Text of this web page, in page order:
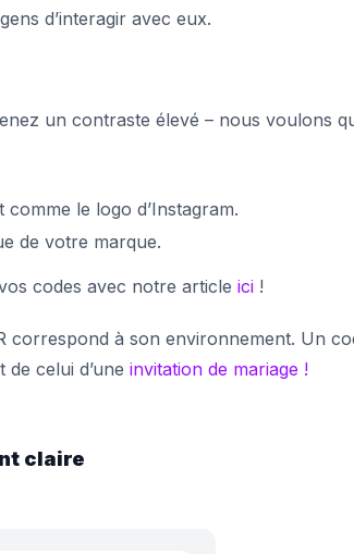
d’interagir avec eux.
un contraste élevé – nous voulons
le logo d’Instagram.
de votre marque.
codes avec notre article ici !
correspond à son environnement. Un
celui d’une invitation de mariage !
claire